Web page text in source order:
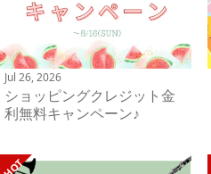
Jul 26, 2026
ショッピングクレジット金
利無料キャンペーン♪